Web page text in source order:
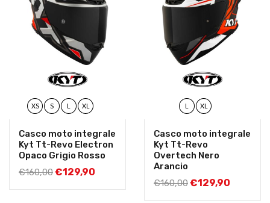
XS S L XL
Casco moto integrale
Kyt Tt-Revo Electron
Opaco Grigio Rosso
€160,00€129,90
L XL
Casco moto integrale
Kyt Tt-Revo
Overtech Nero
Arancio
€160,00€129,90